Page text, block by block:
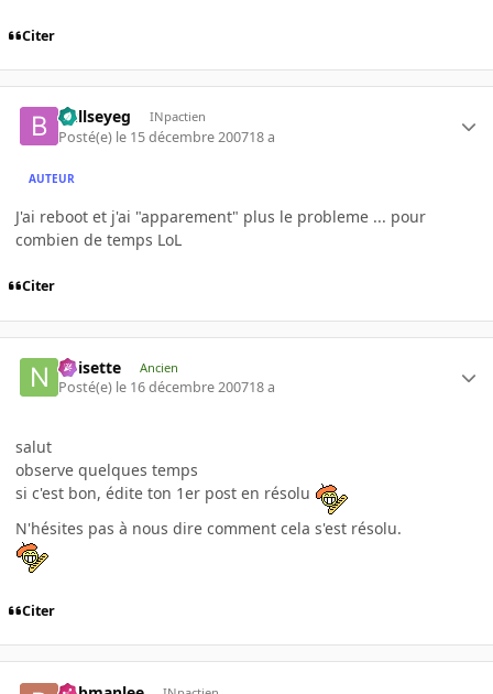
Citer
bullseyeg INpactien
Posté(e) le 15 décembre 200718 a
AUTEUR
J'ai reboot et j'ai "apparement" plus le probleme ... pour
combien de temps LoL
Citer
noisette Ancien
Posté(e) le 16 décembre 200718 a
salut
observe quelques temps
si c'est bon, édite ton 1er post en résolu
N'hésites pas à nous dire comment cela s'est résolu.
Citer